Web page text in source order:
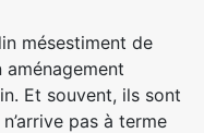
mésestiment de
Et souvent, ils sont
pas à terme